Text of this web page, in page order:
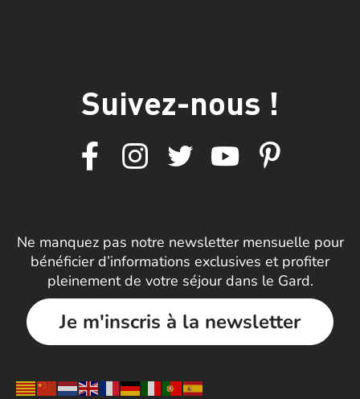
Suivez-nous !
Ne manquez pas notre newsletter mensuelle pour
bénéficier d’informations exclusives et profiter
pleinement de votre séjour dans le Gard.
Je m'inscris à la newsletter